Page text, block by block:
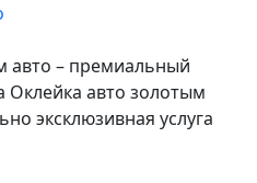
авто – премиальный
Оклейка авто золотым
эксклюзивная услуга